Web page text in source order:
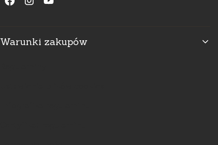
Linki w stopce
Warunki zakupów